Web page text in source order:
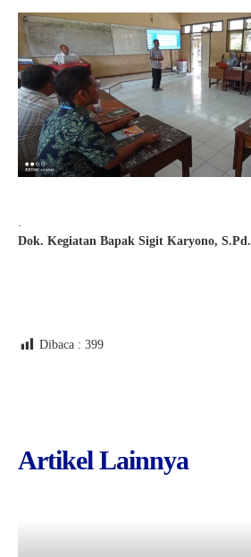
.
Dok. Kegiatan Bapak Sigit Karyono, S.Pd.
Dibaca : 399
Artikel Lainnya